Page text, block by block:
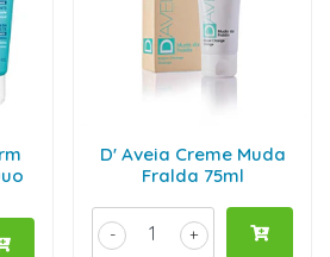
D' Aveia Creme Muda
Fralda 75ml
+
-